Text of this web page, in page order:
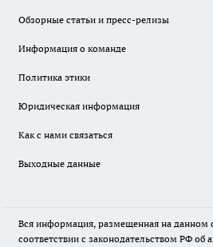
Обзорные статьи и пресс-релизы
Информация о команде
Политика этики
Юридическая информация
Как с нами связаться
Выходные данные
Вся информация, размещенная на данном
соответствии с законодательством РФ об